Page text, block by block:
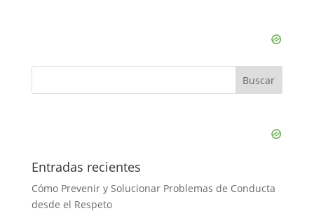
Entradas recientes
Cómo Prevenir y Solucionar Problemas de Conducta
desde el Respeto